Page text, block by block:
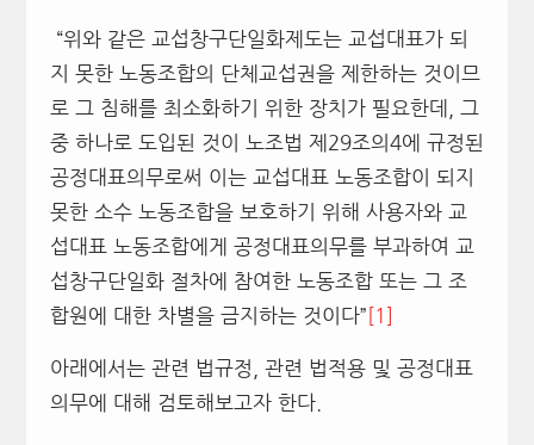
“위와 같은 교섭창구단일화제도는 교섭대표가 되
지 못한 노동조합의 단체교섭권을 제한하는 것이므
로 그 침해를 최소화하기 위한 장치가 필요한데, 그
중 하나로 도입된 것이 노조법 제29조의4에 규정된
공정대표의무로써 이는 교섭대표 노동조합이 되지
못한 소수 노동조합을 보호하기 위해 사용자와 교
섭대표 노동조합에게 공정대표의무를 부과하여 교
섭창구단일화 절차에 참여한 노동조합 또는 그 조
합원에 대한 차별을 금지하는 것이다” [1]
아래에서는 관련 법규정, 관련 법적용 및 공정대표
의무에 대해 검토해보고자 한다.